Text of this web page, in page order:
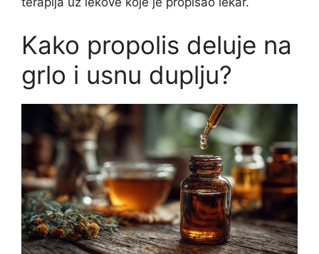
Kako propolis deluje na
grlo i usnu duplju?